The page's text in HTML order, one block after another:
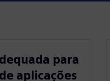
para
aplicações